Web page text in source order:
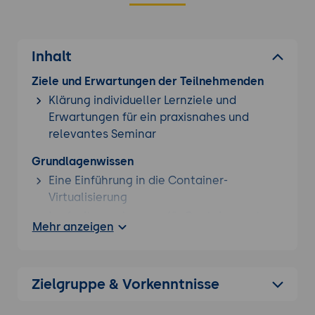
Inhalt
Ziele und Erwartungen der Teilnehmenden
Klärung individueller Lernziele und
Erwartungen für ein praxisnahes und
relevantes Seminar
Grundlagenwissen
Eine Einführung in die Container-
Virtualisierung
Linux
Mehr anzeigen
Zielgruppe & Vorkenntnisse